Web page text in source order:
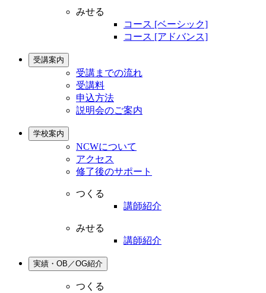
みせる
コース [ベーシック]
コース [アドバンス]
受講案内
受講までの流れ
受講料
申込方法
説明会のご案内
学校案内
NCWについて
アクセス
修了後のサポート
つくる
講師紹介
みせる
講師紹介
実績・OB／OG紹介
つくる